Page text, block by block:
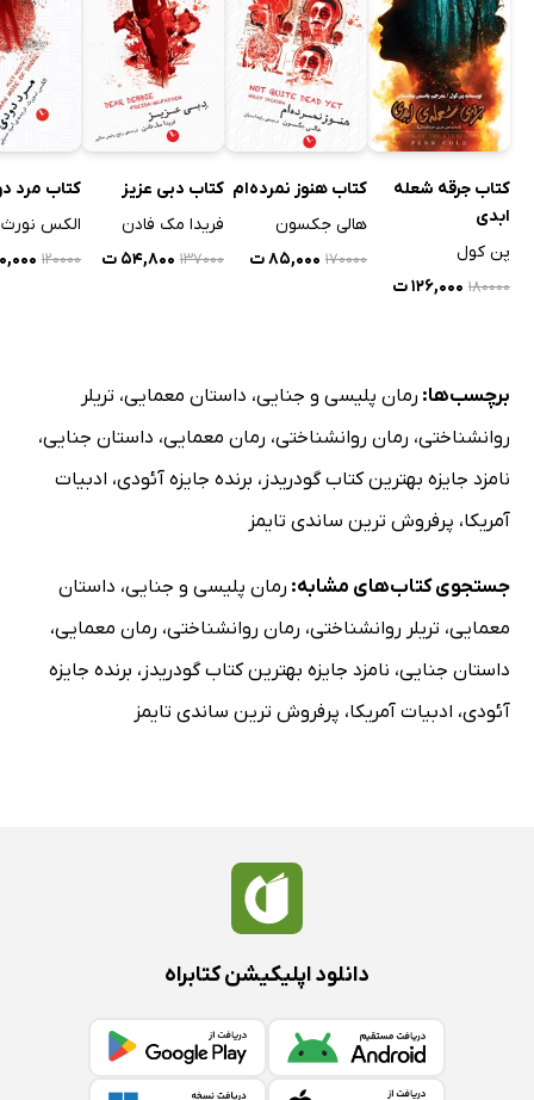
کتاب جرقه شعله
ابدی
پن کول
۱۸۰۰۰۰ ۱۲۶,۰۰۰ ت
کتاب هنوز نمرده‌ام
هالی جکسون
۱۷۰۰۰۰ ۸۵,۰۰۰ ت
کتاب دبی عزیز
فریدا مک فادن
۱۳۷۰۰۰ ۵۴,۸۰۰ ت
کتاب مرد
الکس نورث
۱۲۰۰۰۰
برچسب‌ها: رمان پلیسی و جنایی، داستان معمایی، تریلر
روانشناختی، رمان روانشناختی، رمان معمایی، داستان جنایی،
نامزد جایزه بهترین کتاب گودریدز ، برنده جایزه آئودی، ادبیات
آمریکا، پرفروش ترین ساندی تایمز
جستجوی کتاب‌های مشابه: رمان پلیسی و جنایی، داستان
معمایی، تریلر روانشناختی، رمان روانشناختی، رمان معمایی،
داستان جنایی، نامزد جایزه بهترین کتاب گودریدز ، برنده جایزه
آئودی، ادبیات آمریکا، پرفروش ترین ساندی تایمز
دانلود اپلیکیشن کتابراه